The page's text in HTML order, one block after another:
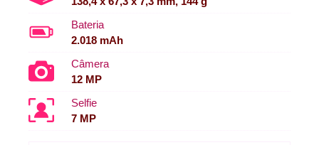
Bateria
2.018 mAh
Câmera
12 MP
Selfie
7 MP